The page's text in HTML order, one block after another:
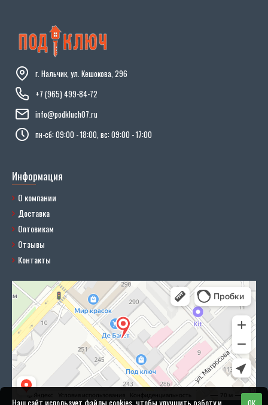
г. Нальчик, ул. Кешокова, 296
+7 (965) 499-84-72
info@podkluch07.ru
пн-сб: 09:00 - 18:00, вс: 09:00 - 17:00
Информация
О компании
Доставка
Оптовикам
Отзывы
Контакты
Наш сайт использует файлы cookies, чтобы улучшить работу и